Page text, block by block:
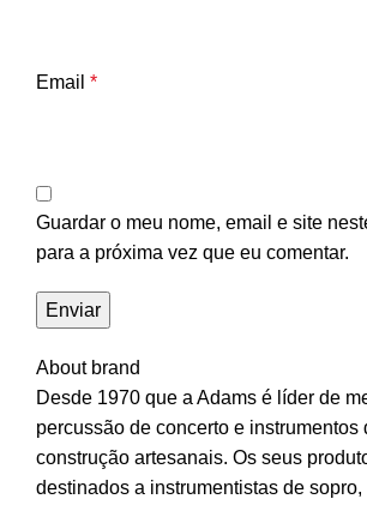
Email *
Guardar o meu nome, email e site
para a próxima vez que eu comentar.
About brand
Desde 1970 que a Adams é líder de
percussão de concerto e instrumentos
construção artesanais. Os seus
destinados a instrumentistas de